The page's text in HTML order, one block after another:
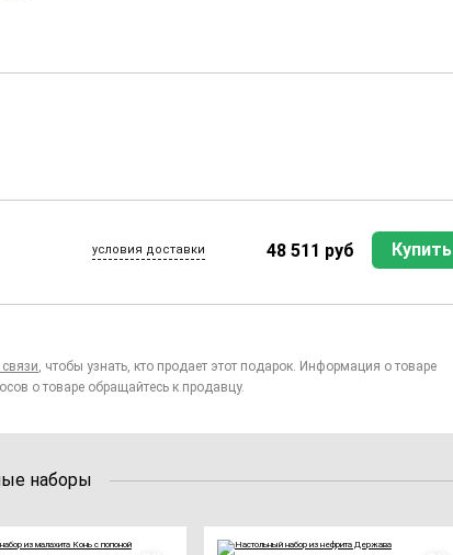
условия доставки 48 511 руб Купить
, чтобы узнать, кто продает этот подарок. Информация о товаре
о товаре обращайтесь к продавцу.
наборы